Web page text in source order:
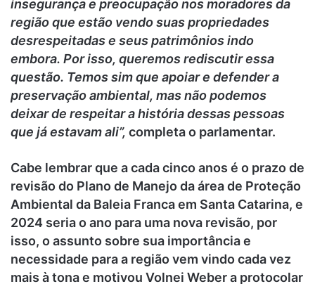
insegurança e preocupação nos moradores da
região que estão vendo suas propriedades
desrespeitadas e seus patrimônios indo
embora. Por isso, queremos rediscutir essa
questão. Temos sim que apoiar e defender a
preservação ambiental, mas não podemos
deixar de respeitar a história dessas pessoas
que já estavam ali”, completa o parlamentar.
Cabe lembrar que a cada cinco anos é o prazo de
revisão do Plano de Manejo da área de Proteção
Ambiental da Baleia Franca em Santa Catarina, e
2024 seria o ano para uma nova revisão, por
isso, o assunto sobre sua importância e
necessidade para a região vem vindo cada vez
mais à tona e motivou Volnei Weber a protocolar